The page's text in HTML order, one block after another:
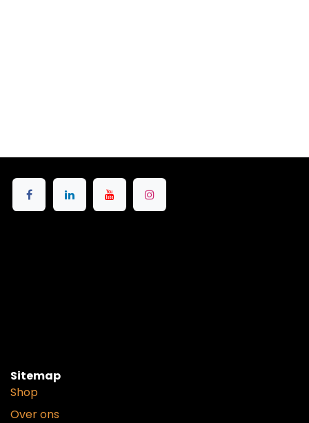
Sitemap
Shop
Over ons